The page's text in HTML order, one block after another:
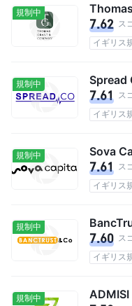
規制中
7.62 ス
イギリス
規制中 Spread
7.61 ス
イギリス
規制中 Sova
7.61 ス
イギリス
規制中
7.60 ス
イギリス
規制中 ADMISI